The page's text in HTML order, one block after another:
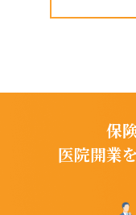
保
医院開業